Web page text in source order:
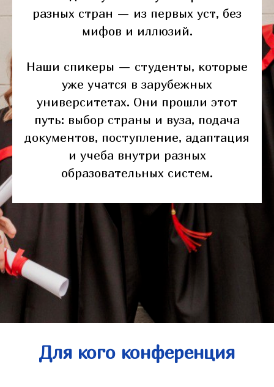
разных стран — из первых уст, без
мифов и иллюзий.
Наши спикеры — студенты, которые
уже учатся в зарубежных
университетах. Они прошли этот
путь: выбор страны и вуза, подача
документов, поступление, адаптация
и учеба внутри разных
образовательных систем.
Для кого конференция